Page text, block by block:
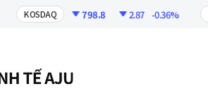
KOSDAQ 798.8 2.87 -0.36%